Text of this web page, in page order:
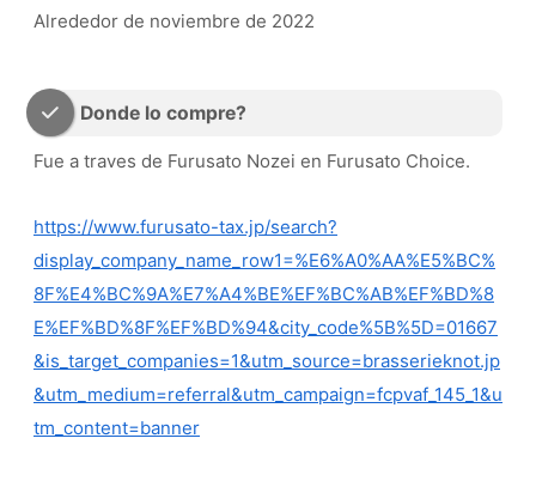
Alrededor de noviembre de 2022
Donde lo compre?
Fue a traves de Furusato Nozei en Furusato Choice.
https://www.furusato-tax.jp/search?
display_company_name_row1=%E6%A0%AA%E5%BC%
8F%E4%BC%9A%E7%A4%BE%EF%BC%AB%EF%BD%8
E%EF%BD%8F%EF%BD%94&city_code%5B%5D=01667
&is_target_companies=1&utm_source=brasserieknot.jp
&utm_medium=referral&utm_campaign=fcpvaf_145_1&u
tm_content=banner